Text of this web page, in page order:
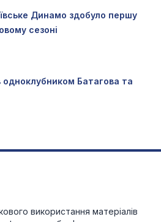
Динамо здобуло першу
сезоні
Батагова та
використання матеріалів